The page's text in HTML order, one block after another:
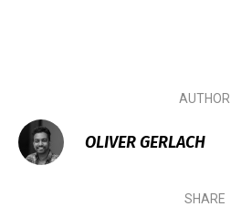
AUTHOR
OLIVER GERLACH
SHARE